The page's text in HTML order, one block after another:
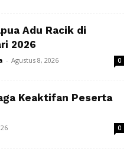
Adu Racik di
2026
- Agustus 8, 2026 0
Keaktifan Peserta
0